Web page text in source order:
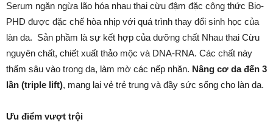
Serum ngăn ngừa lão hóa nhau thai cừu đậm đặc công thức Bio-
PHD được đặc chế hòa nhịp với quá trình thay đổi sinh học của
làn da. Sản phầm là sự kết hợp của dưỡng chất Nhau thai Cừu
nguyên chất, chiết xuất thảo mộc và DNA-RNA. Các chất này
thấm sâu vào trong da, làm mờ các nếp nhăn. Nâng cơ da đến 3
lần (triple lift), mang lại vẻ trẻ trung và đầy sức sống cho làn da.
Ưu điểm vượt trội